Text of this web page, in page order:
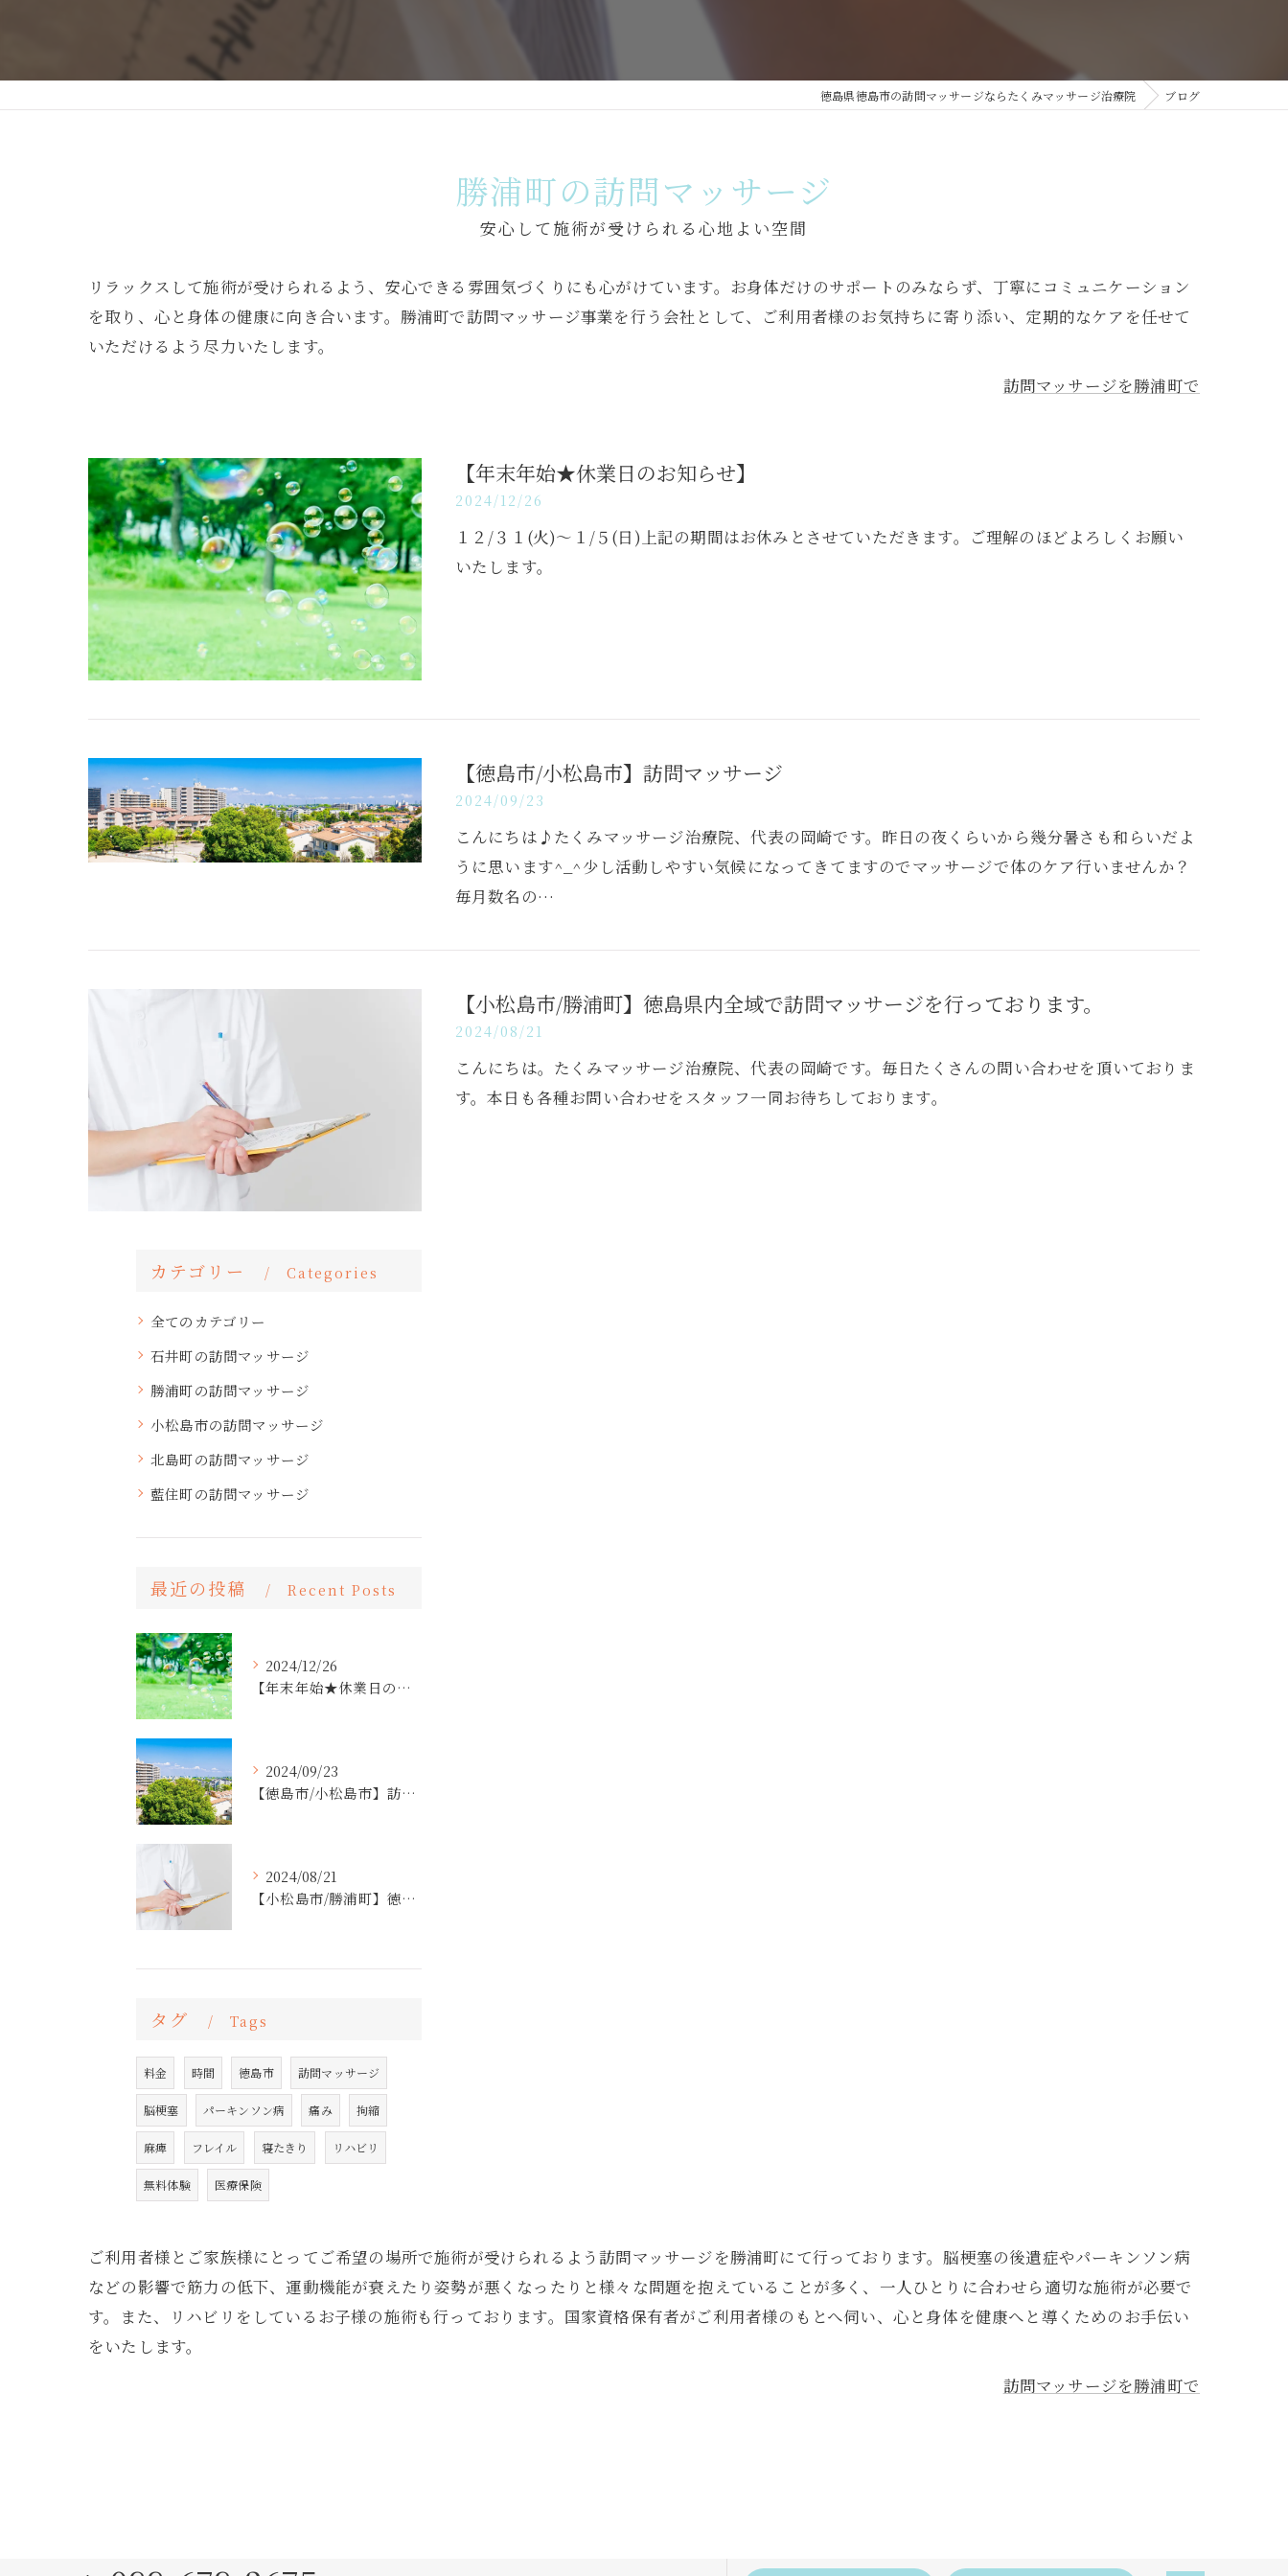
徳島県徳島市の訪問マッサージならたくみマッサージ治療院 ブログ
勝浦町の訪問マッサージ
安心して施術が受けられる心地よい空間
リラックスして施術が受けられるよう、安心できる雰囲気づくりにも心がけています。お身体だけのサポートのみならず、丁寧にコミュニケーション
を取り、心と身体の健康に向き合います。勝浦町で訪問マッサージ事業を行う会社として、ご利用者様のお気持ちに寄り添い、定期的なケアを任せて
いただけるよう尽力いたします。
訪問マッサージを勝浦町で
【年末年始★休業日のお知らせ】
2024/12/26
１２/３１(火)～１/５(日)上記の期間はお休みとさせていただきます。ご理解のほどよろしくお願い
いたします。
【徳島市/小松島市】訪問マッサージ
2024/09/23
こんにちは♪たくみマッサージ治療院、代表の岡崎です。昨日の夜くらいから幾分暑さも和らいだよ
うに思います^_^少し活動しやすい気候になってきてますのでマッサージで体のケア行いませんか？
毎月数名の…
【小松島市/勝浦町】徳島県内全域で訪問マッサージを行っております。
2024/08/21
こんにちは。たくみマッサージ治療院、代表の岡崎です。毎日たくさんの問い合わせを頂いておりま
す。本日も各種お問い合わせをスタッフ一同お待ちしております。
カテゴリー Categories
全てのカテゴリー
石井町の訪問マッサージ
勝浦町の訪問マッサージ
小松島市の訪問マッサージ
北島町の訪問マッサージ
藍住町の訪問マッサージ
最近の投稿 Recent Posts
2024/12/26
【年末年始★休業日のお知らせ】
2024/09/23
【徳島市/小松島市】訪問マッサージ
2024/08/21
【小松島市/勝浦町】徳島県内全域で訪問マッサージを行っております。
タグ Tags
料金 時間 徳島市 訪問マッサージ
脳梗塞 パーキンソン病 痛み 拘縮
麻痺 フレイル 寝たきり リハビリ
無料体験 医療保険
ご利用者様とご家族様にとってご希望の場所で施術が受けられるよう訪問マッサージを勝浦町にて行っております。脳梗塞の後遺症やパーキンソン病
などの影響で筋力の低下、運動機能が衰えたり姿勢が悪くなったりと様々な問題を抱えていることが多く、一人ひとりに合わせら適切な施術が必要で
す。また、リハビリをしているお子様の施術も行っております。国家資格保有者がご利用者様のもとへ伺い、心と身体を健康へと導くためのお手伝い
をいたします。
訪問マッサージを勝浦町で